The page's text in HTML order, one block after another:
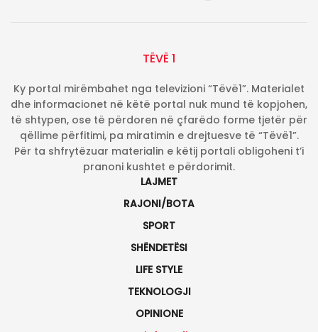
TËVË 1
Ky portal mirëmbahet nga televizioni “Tëvë1”. Materialet
dhe informacionet në këtë portal nuk mund të kopjohen,
të shtypen, ose të përdoren në çfarëdo forme tjetër për
qëllime përfitimi, pa miratimin e drejtuesve të “Tëvë1”.
Për ta shfrytëzuar materialin e këtij portali obligoheni t’i
pranoni kushtet e përdorimit.
LAJMET
RAJONI/BOTA
SPORT
SHËNDETËSI
LIFE STYLE
TEKNOLOGJI
OPINIONE